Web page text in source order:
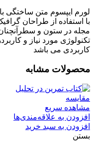
لورم ایپسوم متن ساختگی
با استفاده از طراحان
مجله در ستون و
تکنولوژی مورد نیاز و
کاربردی می باشد
محصولات مشابه
مقایسه
مشاهده سریع
افزودن به علاقه‌مندی‌ها
افزودن به سبد خرید
بستن